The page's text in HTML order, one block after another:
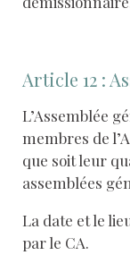
Article 12 :
L’Assemblée
membres de
que soit leur
assemblées
La date et le
par le CA.